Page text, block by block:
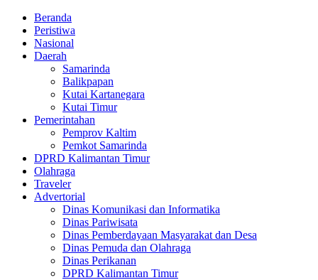
Beranda
Peristiwa
Nasional
Daerah
Samarinda
Balikpapan
Kutai Kartanegara
Kutai Timur
Pemerintahan
Pemprov Kaltim
Pemkot Samarinda
DPRD Kalimantan Timur
Olahraga
Traveler
Advertorial
Dinas Komunikasi dan Informatika
Dinas Pariwisata
Dinas Pemberdayaan Masyarakat dan Desa
Dinas Pemuda dan Olahraga
Dinas Perikanan
DPRD Kalimantan Timur